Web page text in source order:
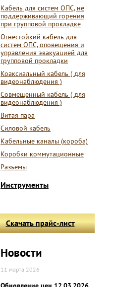
Кабель для систем ОПС, не
поддерживающий горения
при групповой прокладке
Огнестойкий кабель для
систем ОПС, оповещения и
управления эвакуацией для
групповой прокладки
Коаксиальный кабель ( для
видеонаблюдения )
Совмещенный кабель ( для
видеонаблюдения )
Витая пара
Силовой кабель
Кабельные каналы (короба)
Коробки коммутационные
Разъемы
Инструменты
Скачать прайс-лист
Новости
11 марта 2026